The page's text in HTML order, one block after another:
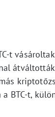
t
átváltották
BTC-t,